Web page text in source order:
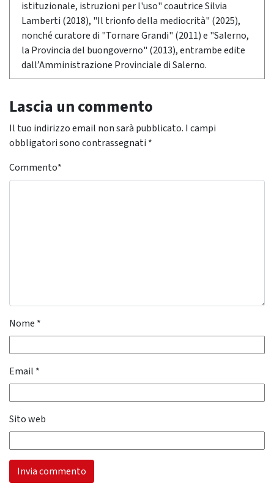
istituzionale, istruzioni per l'uso" coautrice Silvia
Lamberti (2018), "Il trionfo della mediocrità" (2025),
nonché curatore di "Tornare Grandi" (2011) e "Salerno,
la Provincia del buongoverno" (2013), entrambe edite
dall’Amministrazione Provinciale di Salerno.
Lascia un commento
Il tuo indirizzo email non sarà pubblicato. I campi
obbligatori sono contrassegnati *
Commento*
Nome *
Email *
Sito web